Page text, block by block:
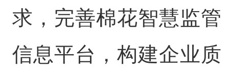
求，完善棉花智慧监管
信息平台，构建企业质